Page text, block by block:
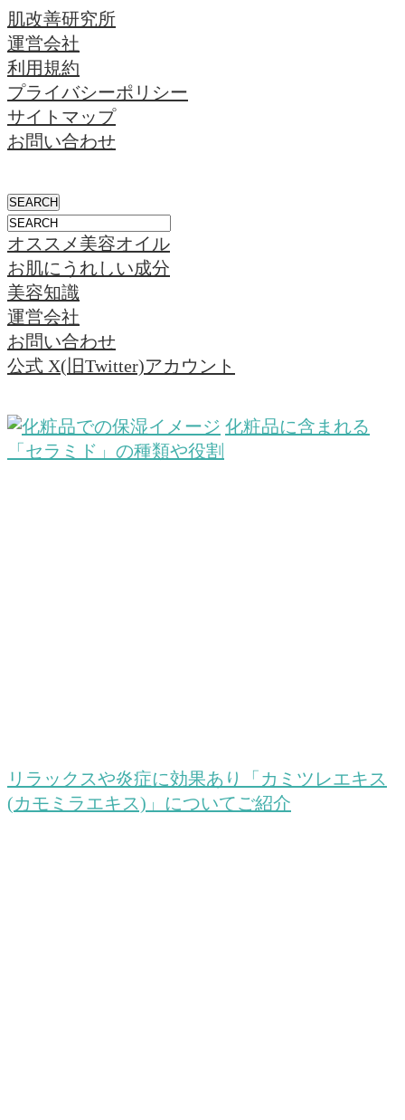
肌改善研究所
運営会社
利用規約
プライバシーポリシー
サイトマップ
お問い合わせ
オススメ美容オイル
お肌にうれしい成分
美容知識
運営会社
お問い合わせ
公式 X(旧Twitter)アカウント
化粧品に含まれる
「セラミド」の種類や役割
リラックスや炎症に効果あり「カミツレエキス
(カモミラエキス)」についてご紹介